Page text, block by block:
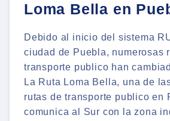
Loma Bella en
Debido al inicio del sistema
ciudad de Puebla, numerosas
transporte publico han
La Ruta Loma Bella, una de
rutas de transporte publico en
comunica al Sur con la zona